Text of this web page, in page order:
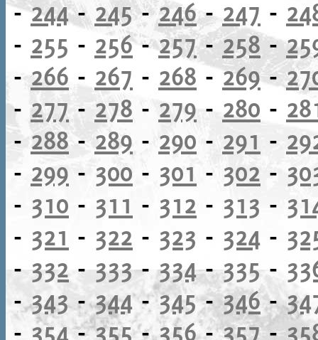
-244- 245-246- 247 -
- 255 - 256-257-258-
-266 - 267 - 268 -269-
- 277 -278 - 279 - 280 -
- 288-289 - 290 - 291 -
- 299 - 300 - 301 - 302 -
- 310 - 311 - 312 - 313 -
- 321 - 322 - 323 - 324 -
-332 -333-334-335-
-343-344-345-346-
- 354-355-356-357-